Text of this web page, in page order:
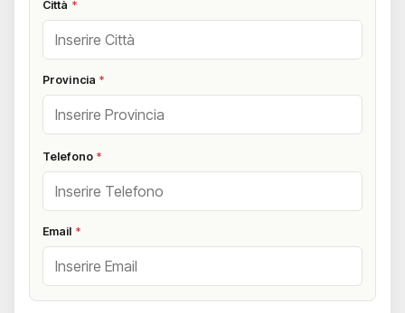
Città *
Provincia *
Telefono *
Email *